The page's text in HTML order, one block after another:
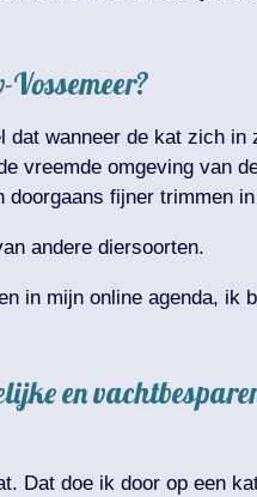
wanneer de kat zich in
vreemde omgeving van
fijner trimmen
andere diersoorten.
in mijn online agenda, ik
en
Dat doe ik door op een